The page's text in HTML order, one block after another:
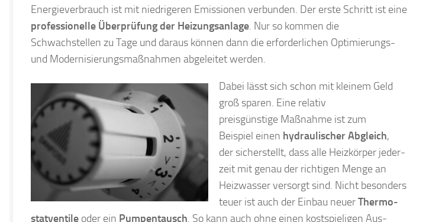
Energieverbrauch ist mit niedrigeren Emissionen verbunden. Der erste Schritt ist eine
professionelle Überprüfung der Heizungsanlage. Nur so kommen die
Schwachstellen zu Tage und daraus können dann die erforderlichen Optimierungs-
und Modernisierungsmaßnahmen abgeleitet werden.
Dabei lässt sich schon mit kleinem Geld
groß sparen. Eine relativ
preisgünstige Maßnahme ist zum
Beispiel einen hydrau­li­scher Abgleich,
der sicherstellt, dass alle Heiz­kör­per jeder­
zeit mit genau der rich­ti­gen Menge an
Heiz­was­ser ver­sorgt sind. Nicht besonders
teuer ist auch der Einbau neuerTher­mo­
stat­ven­tile oder ein Pum­pen­tausch. So kann auch ohne einen kostspieligen Aus­